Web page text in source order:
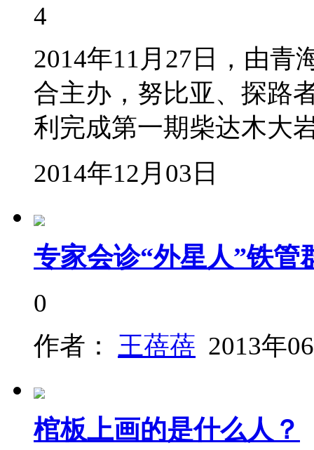
4
2014年11月27日，由青
合主办，努比亚、探路
利完成第一期柴达木
2014年12月03日
专家会诊“外星人”铁管
0
作者： 王蓓蓓 2013年
棺板上画的是什么人？